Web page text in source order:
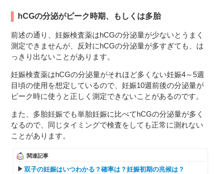
hCGの分泌がピーク時期、もしくは多胎
前述の通り、妊娠検査薬はhCGの分泌量が少ないとうまく
測定できませんが、反対にhCGの分泌量が多すぎても、は
っきり出ないことがあります。
妊娠検査薬はhCGの分泌量がそれほど多くない妊娠4～5週
目頃の使用を想定しているので、妊娠10週前後の分泌量が
ピーク時に使うと正しく測定できないことがあるのです。
また、多胎妊娠でも単胎妊娠に比べてhCGの分泌量が多く
なるので、同じタイミングで検査をしても正常に測れない
ことがあります。
関連記事
双子の妊娠はいつわかる？確率は？妊娠初期の兆候は？